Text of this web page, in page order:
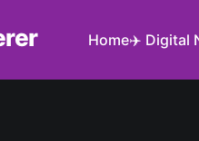
Home✈️ Digital